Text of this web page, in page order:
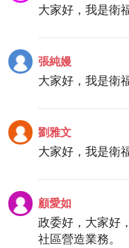
大家好，我是衛
張純嫚
大家好，我是衛
劉雅文
大家好，我是衛
顧愛如
政委好，大家好
社區營造業務。